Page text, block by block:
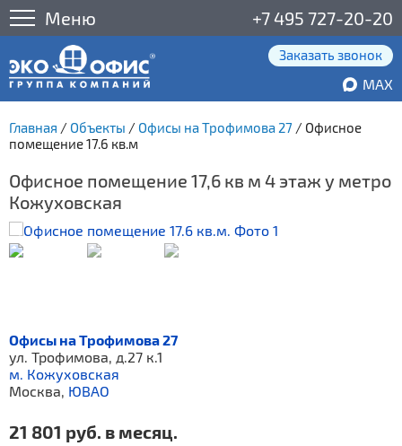
Меню +7 495 727-20-20
Заказать звонок
MAX
Главная / Объекты / Офисы на Трофимова 27 / Офисное
помещение 17.6 кв.м
Офисное помещение 17,6 кв м 4 этаж у метро
Кожуховская
Офисы на Трофимова 27
ул. Трофимова, д.27 к.1
м. Кожуховская
Москва, ЮВАО
21 801 руб. в месяц.